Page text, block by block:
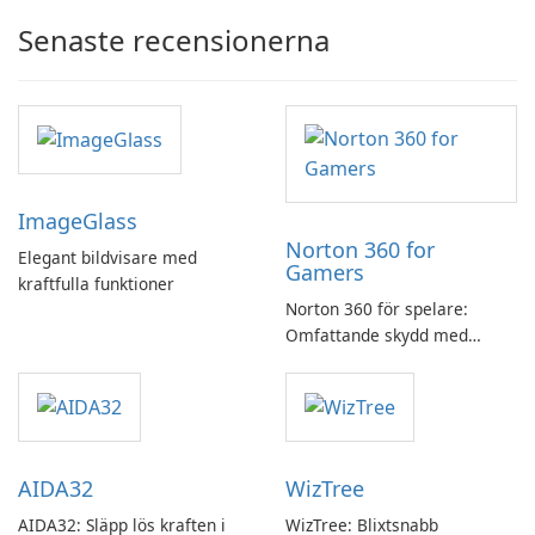
Senaste recensionerna
ImageGlass
Elegant bildvisare med
kraftfulla funktioner
Norton 360 for
Gamers
Norton 360 för spelare:
Omfattande skydd med
AIDA32
AIDA32: Släpp lös kraften i
WizTree
WizTree: Blixtsnabb